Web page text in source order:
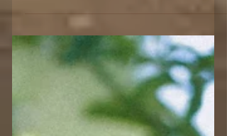
から、個性が出せない」 なにかでこう言
っている子供を見た時、 とても心に引っ
かかっていました。 学校規則で規制され
る個性・・・ それは一般的に 髪型、服
装、メイク、持ち物...